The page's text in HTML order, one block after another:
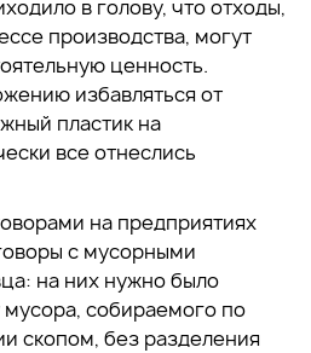
в голову, что отходы,
производства, могут
ценность.
избавляться от
пластик на
все отнеслись
на предприятиях
с мусорными
на них нужно было
мусора, собираемого по
скопом, без разделения